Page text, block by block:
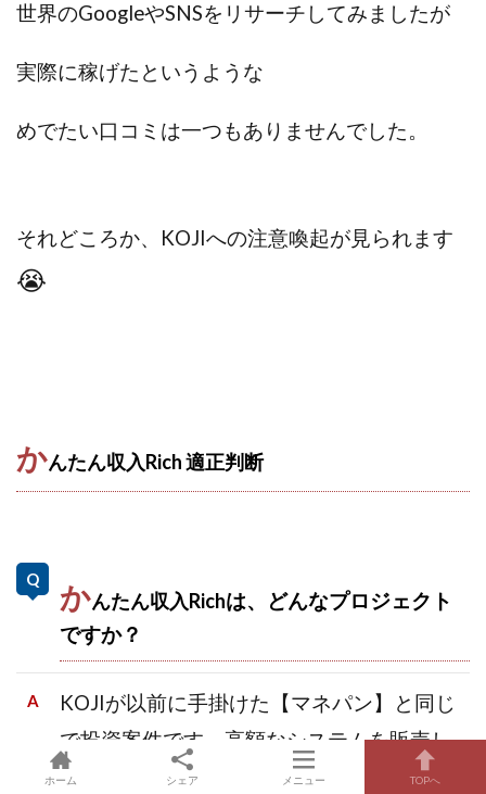
世界のGoogleやSNSをリサーチしてみましたが
実際に稼げたというような
めでたい口コミは一つもありませんでした。
それどころか、KOJIへの注意喚起が見られます
😭
かんたん収入Rich 適正判断
かんたん収入Richは、どんなプロジェクト
ですか？
KOJIが以前に手掛けた【マネパン】と同じ
で投資案件です。高額なシステムを販売し
ています。
ホーム シェア メニュー TOPへ